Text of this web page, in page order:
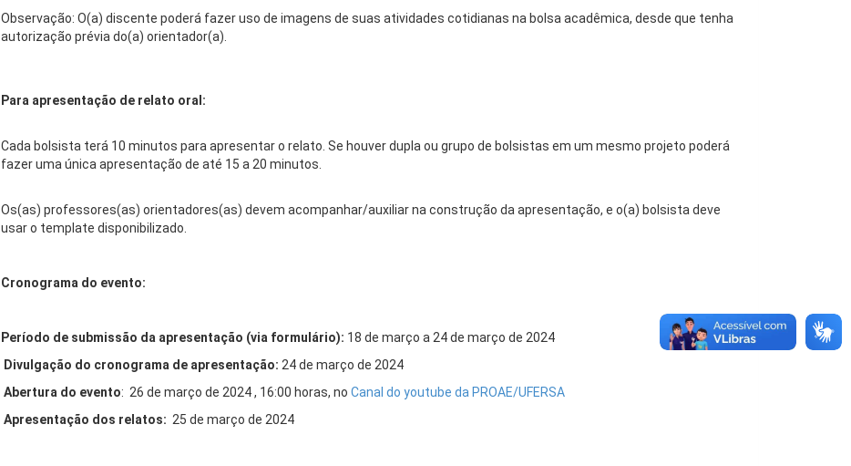
Observação: O(a) discente poderá fazer uso de imagens de suas atividades cotidianas na bolsa acadêmica, desde que tenha
autorização prévia do(a) orientador(a).
Para apresentação de relato oral:
Cada bolsista terá 10 minutos para apresentar o relato. Se houver dupla ou grupo de bolsistas em um mesmo projeto poderá
fazer uma única apresentação de até 15 a 20 minutos.
Os(as) professores(as) orientadores(as) devem acompanhar/auxiliar na construção da apresentação, e o(a) bolsista deve
usar o template disponibilizado.
Cronograma do evento:
Período de submissão da apresentação (via formulário): 18 de março a 24 de março de 2024
Divulgação do cronograma de apresentação: 24 de março de 2024
Abertura do evento: 26 de março de 2024 , 16:00 horas, no Canal do youtube da PROAE/UFERSA
Apresentação dos relatos: 25 de março de 2024